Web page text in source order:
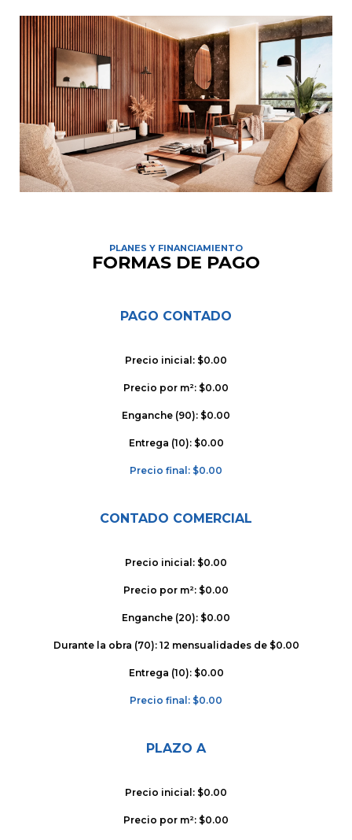
PLANES Y FINANCIAMIENTO
FORMAS DE PAGO
PAGO CONTADO
Precio inicial: $0.00
Precio por m²: $0.00
Enganche (90): $0.00
Entrega (10): $0.00
Precio final: $0.00
CONTADO COMERCIAL
Precio inicial: $0.00
Precio por m²: $0.00
Enganche (20): $0.00
Durante la obra (70): 12 mensualidades de $0.00
Entrega (10): $0.00
Precio final: $0.00
PLAZO A
Precio inicial: $0.00
Precio por m²: $0.00